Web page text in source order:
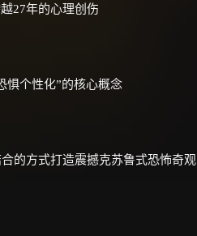
27年的心理创伤
惧个性化”的核心概念
的方式打造震撼克苏鲁式恐怖奇观